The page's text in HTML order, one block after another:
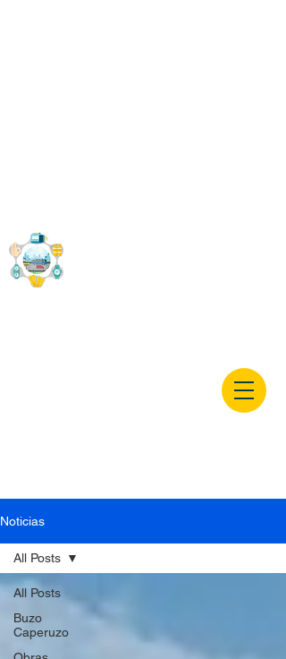
Noticias
All Posts
Buzo
Caperuzo
All Posts